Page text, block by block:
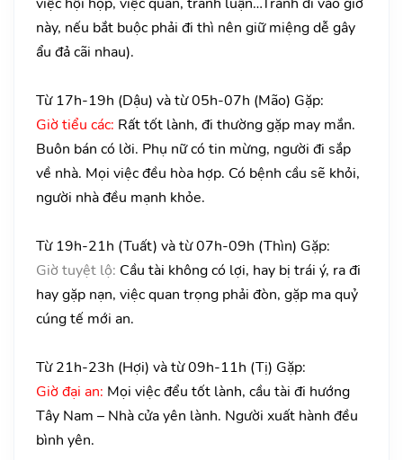
này, nếu bắt buộc phải đi thì nên giữ miệng dễ gây
ẩu đả cãi nhau).
Từ 17h-19h (Dậu) và từ 05h-07h (Mão) Gặp:
Giờ tiểu các: Rất tốt lành, đi thường gặp may mắn.
Buôn bán có lời. Phụ nữ có tin mừng, người đi sắp
về nhà. Mọi việc đều hòa hợp. Có bệnh cầu sẽ khỏi,
người nhà đều mạnh khỏe.
Từ 19h-21h (Tuất) và từ 07h-09h (Thìn) Gặp:
Giờ tuyệt lộ: Cầu tài không có lợi, hay bị trái ý, ra đi
hay gặp nạn, việc quan trọng phải đòn, gặp ma quỷ
cúng tế mới an.
Từ 21h-23h (Hợi) và từ 09h-11h (Tị) Gặp:
Giờ đại an: Mọi việc đểu tốt lành, cầu tài đi hướng
Tây Nam – Nhà cửa yên lành. Người xuất hành đều
bình yên.